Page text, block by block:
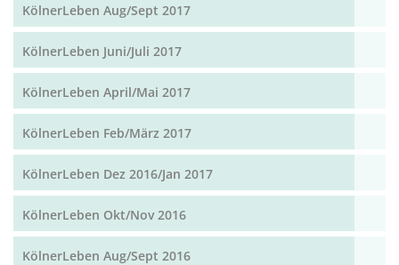
KölnerLeben Aug/Sept 2017
KölnerLeben Juni/Juli 2017
KölnerLeben April/Mai 2017
KölnerLeben Feb/März 2017
KölnerLeben Dez 2016/Jan 2017
KölnerLeben Okt/Nov 2016
KölnerLeben Aug/Sept 2016